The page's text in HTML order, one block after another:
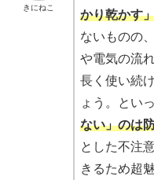
きにねこ
かり乾かす
ないものの
や電気の流
長く使い続
ょう。とい
ない」のは
とした不注
きるため超